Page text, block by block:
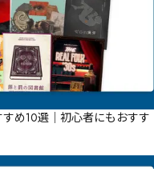
め10選｜初心者にもおすす